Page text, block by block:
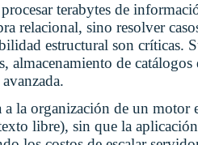
terabytes de
relacional, sino resolver
estructural son críticas.
almacenamiento de
la organización de un motor
libre), sin que la